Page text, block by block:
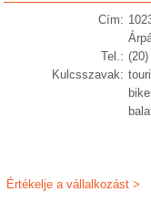
Cím:
Tel.: (20)
Kulcsszavak:
Értékelje a vállalkozást >